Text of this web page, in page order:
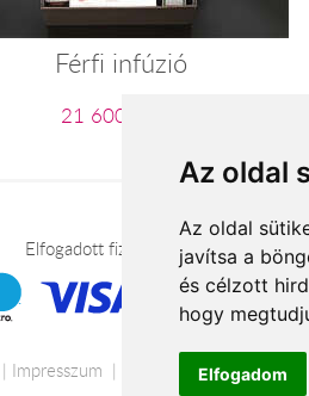
Az oldal
Az oldal
javítsa a
és célzott
hogy
Elfogadom
Férfi infúzió
21 600 Ft-tól
Elfogadott fizetési módok
Impresszum Adatkezelési tájékoztató